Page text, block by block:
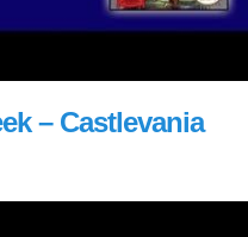
– Castlevania